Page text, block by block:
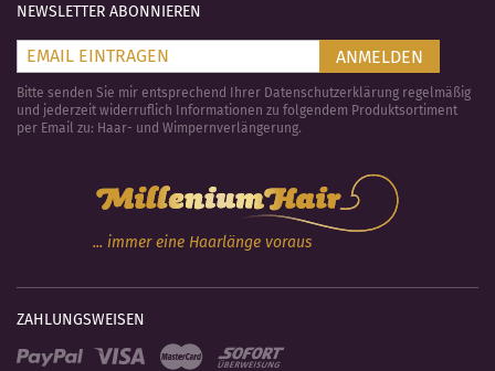
NEWSLETTER ABONNIEREN
ANMELDEN
Bitte senden Sie mir entsprechend Ihrer Datenschutzerklärung regelmäßig
und jederzeit widerruflich Informationen zu folgendem Produktsortiment
per Email zu: Haar- und Wimpernverlängerung.
... immer eine Haarlänge voraus
ZAHLUNGSWEISEN